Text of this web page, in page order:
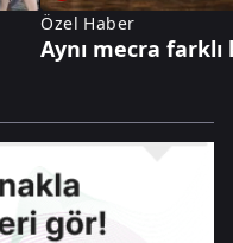
Özel Haber
Aynı mecra